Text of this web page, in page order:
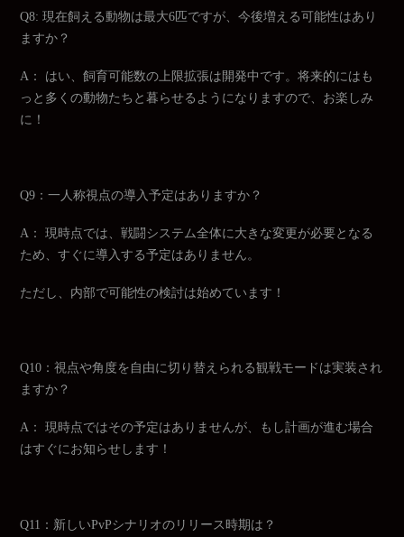
Q8: 現在飼える動物は最大6匹ですが、今後増える可能性はあり
ますか？
A： はい、飼育可能数の上限拡張は開発中です。将来的にはも
っと多くの動物たちと暮らせるようになりますので、お楽しみ
に！
Q9：一人称視点の導入予定はありますか？
A： 現時点では、戦闘システム全体に大きな変更が必要となる
ため、すぐに導入する予定はありません。
ただし、内部で可能性の検討は始めています！
Q10：視点や角度を自由に切り替えられる観戦モードは実装され
ますか？
A： 現時点ではその予定はありませんが、もし計画が進む場合
はすぐにお知らせします！
Q11：新しいPvPシナリオのリリース時期は？